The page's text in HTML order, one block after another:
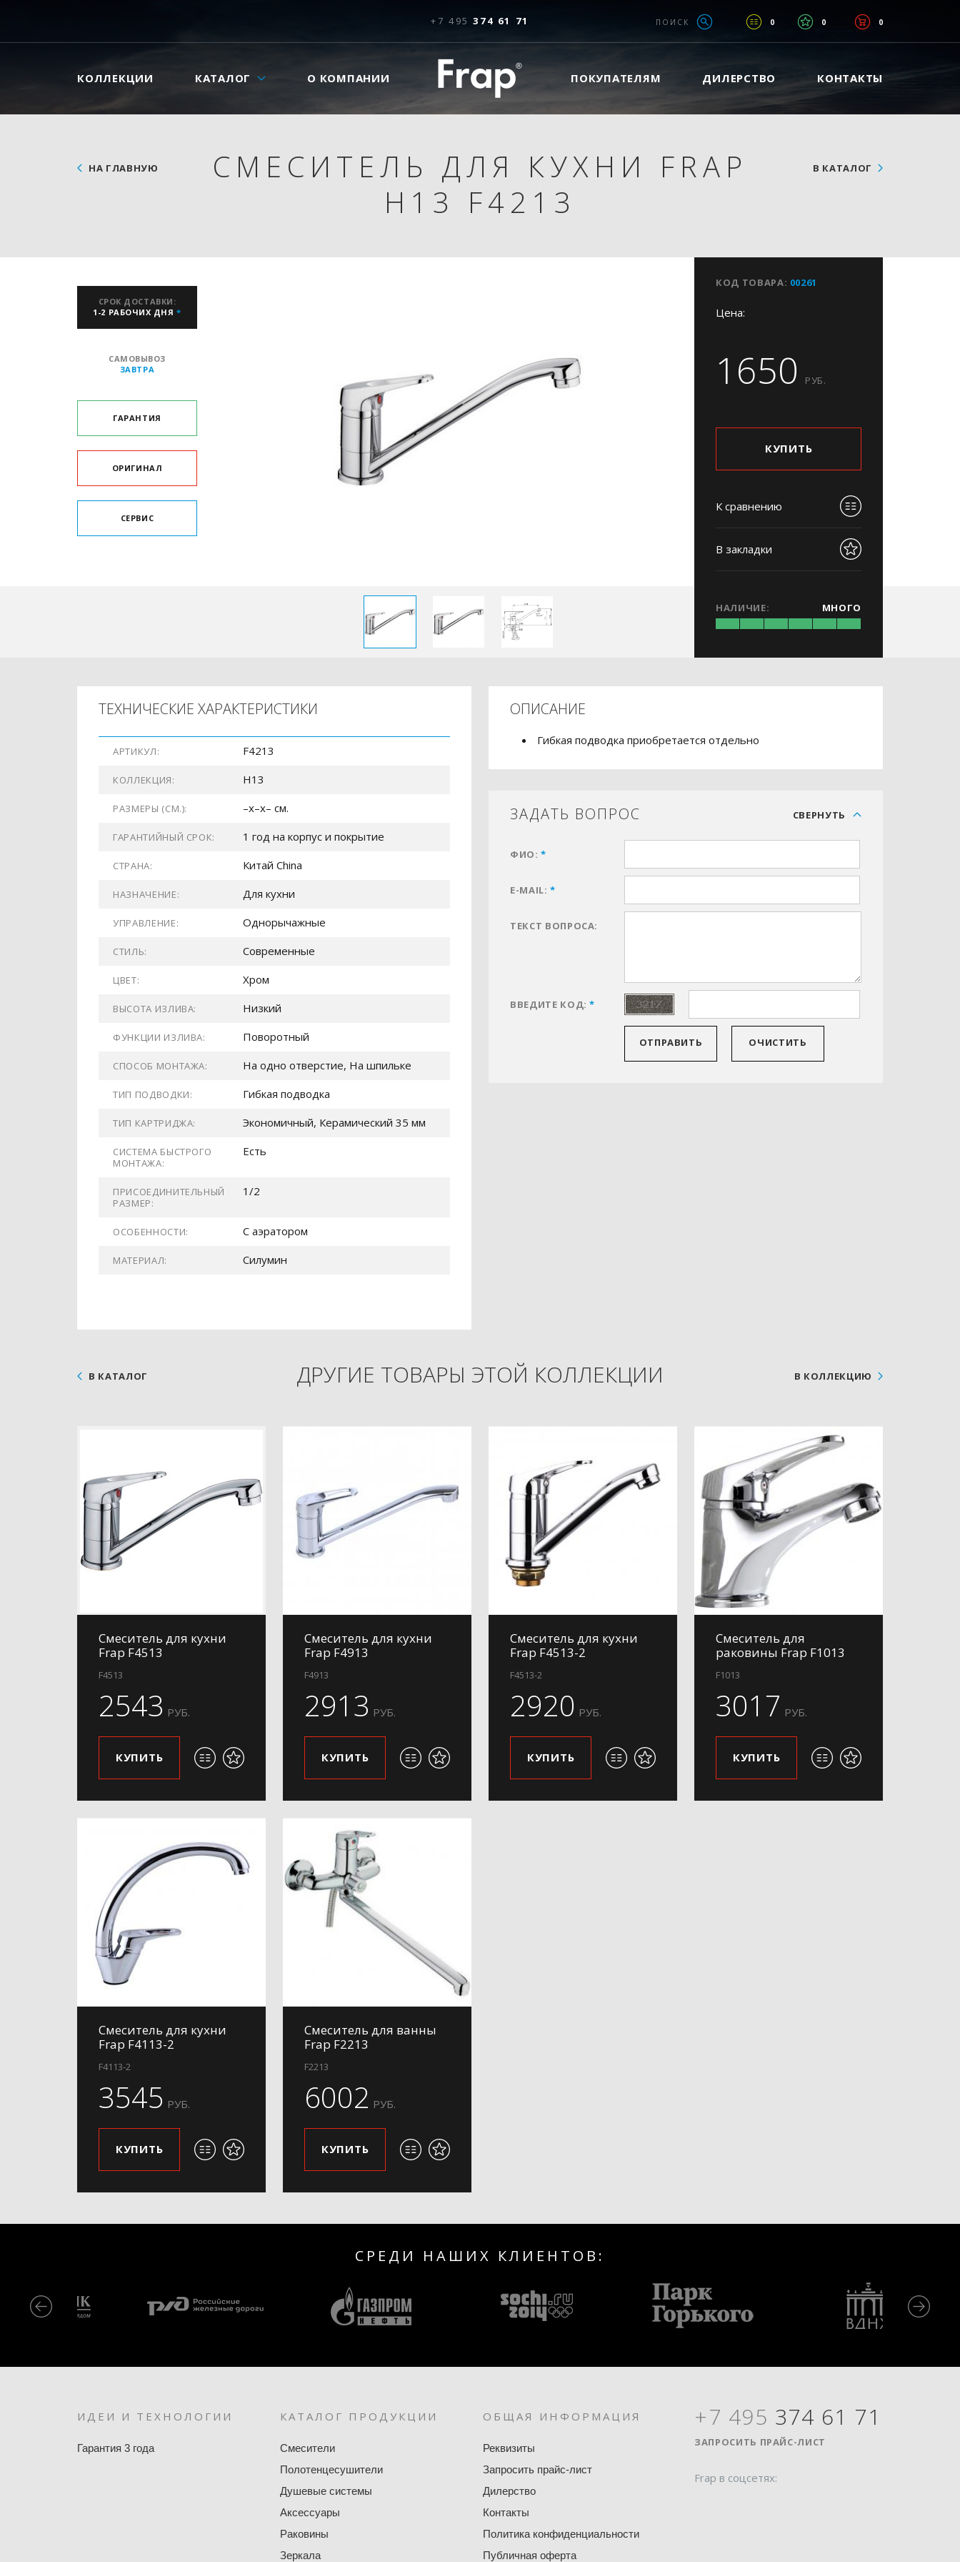
+7 495 374 61 71 0 0 0
ПОИСК
КОЛЛЕКЦИИ КАТАЛОГ О КОМПАНИИ ПОКУПАТЕЛЯМ ДИЛЕРСТВО КОНТАКТЫ
СМЕСИТЕЛЬ ДЛЯ КУХНИ FRAP
H13 F4213
НА ГЛАВНУЮ В КАТАЛОГ
СРОК ДОСТАВКИ:
1-2 РАБОЧИХ ДНЯ*
САМОВЫВОЗ
ЗАВТРА
ГАРАНТИЯ
ОРИГИНАЛ
СЕРВИС
КОД ТОВАРА: 00261
Цена:
1650 РУБ.
КУПИТЬ
К сравнению
В закладки
НАЛИЧИЕ: МНОГО
ТЕХНИЧЕСКИЕ ХАРАКТЕРИСТИКИ
АРТИКУЛ: F4213
КОЛЛЕКЦИЯ: H13
РАЗМЕРЫ (СМ.): –x–x– см.
ГАРАНТИЙНЫЙ СРОК: 1 год на корпус и покрытие
СТРАНА: Китай China
НАЗНАЧЕНИЕ: Для кухни
УПРАВЛЕНИЕ: Однорычажные
СТИЛЬ: Современные
ЦВЕТ: Хром
ВЫСОТА ИЗЛИВА: Низкий
ФУНКЦИИ ИЗЛИВА: Поворотный
СПОСОБ МОНТАЖА: На одно отверстие, На шпильке
ТИП ПОДВОДКИ: Гибкая подводка
ТИП КАРТРИДЖА: Экономичный, Керамический 35 мм
СИСТЕМА БЫСТРОГО
МОНТАЖА:
Есть
ПРИСОЕДИНИТЕЛЬНЫЙ
РАЗМЕР:
1/2
ОСОБЕННОСТИ: С аэратором
МАТЕРИАЛ: Силумин
ОПИСАНИЕ
Гибкая подводка приобретается отдельно
ЗАДАТЬ ВОПРОС СВЕРНУТЬ
ФИО:*
E-MAIL:*
ТЕКСТ ВОПРОСА:
ВВЕДИТЕ КОД:*
ОТПРАВИТЬ ОЧИСТИТЬ
ДРУГИЕ ТОВАРЫ ЭТОЙ КОЛЛЕКЦИИ
В КАТАЛОГ В КОЛЛЕКЦИЮ
Смеситель для кухни
Frap F4513
F4513
2543 РУБ.
КУПИТЬ
Смеситель для кухни
Frap F4913
F4913
2913 РУБ.
КУПИТЬ
Смеситель для кухни
Frap F4513-2
F4513-2
2920 РУБ.
КУПИТЬ
Смеситель для
раковины Frap F1013
F1013
3017 РУБ.
КУПИТЬ
Смеситель для кухни
Frap F4113-2
F4113-2
3545 РУБ.
КУПИТЬ
Смеситель для ванны
Frap F2213
F2213
6002 РУБ.
КУПИТЬ
СРЕДИ НАШИХ КЛИЕНТОВ:
ИДЕИ И ТЕХНОЛОГИИ
Гарантия 3 года
КАТАЛОГ ПРОДУКЦИИ
Смесители
Полотенцесушители
Душевые системы
Аксессуары
Раковины
Зеркала
ОБЩАЯ ИНФОРМАЦИЯ
Реквизиты
Запросить прайс-лист
Дилерство
Контакты
Политика конфиденциальности
Публичная оферта
+7 495 374 61 71
ЗАПРОСИТЬ ПРАЙС-ЛИСТ
Frap в соцсетях: